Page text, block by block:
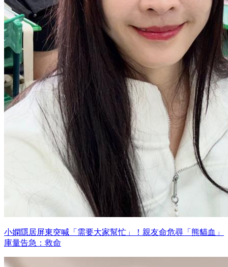
小嫻隱居屏東突喊「需要大家幫忙」！親友命危尋「熊貓血」
庫量告急：救命